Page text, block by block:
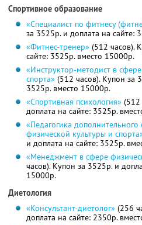
Спортивное образование
«Специалист по фитнесу
за 3525р. и доплата на сайте:
«Фитнес-тренер» (512 часов).
сайте: 3525р. вместо 15000р.
«Инструктор-методист в
спорта» (512 часов). Купон за
3525р. вместо 15000р.
«Спортивная психология» (512
доплата на сайте: 3525р.
«Педагогика
физической культуры и
и доплата на сайте: 3525р.
«Менеджмент в сфере
часов). Купон за 3525р. и
15000р.
Диетология
«Консультант-диетолог» (256
доплата на сайте: 2350р.